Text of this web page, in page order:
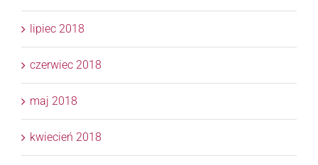
lipiec 2018
czerwiec 2018
maj 2018
kwiecień 2018